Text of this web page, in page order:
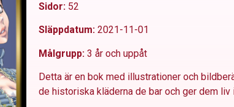
Sidor: 52
Släppdatum: 2021-11-01
Målgrupp: 3 år och uppåt
Detta är en bok med illustrationer och
de historiska kläderna de bar och ger dem liv